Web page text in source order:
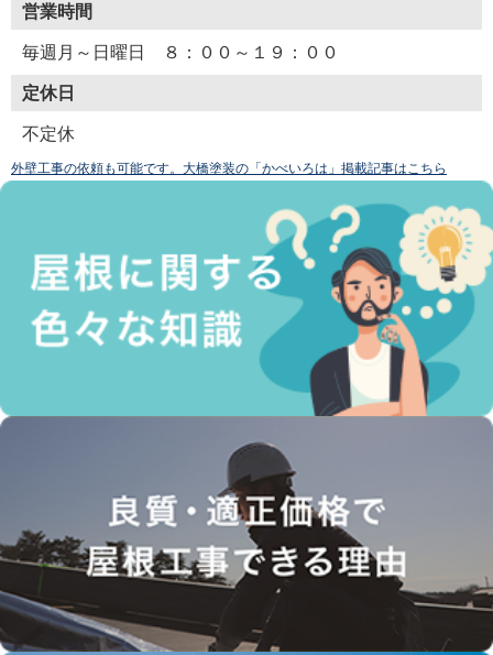
営業時間
毎週月～日曜日 ８：００～１９：００
定休日
不定休
外壁工事の依頼も可能です。大橋塗装の「かべいろは」掲載記事はこちら